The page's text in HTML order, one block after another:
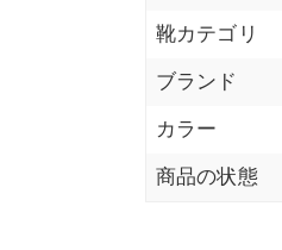
靴カテゴリ
ブランド
カラー
商品の状態